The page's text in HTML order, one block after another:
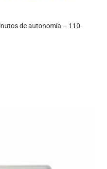
de autonomía – 110-